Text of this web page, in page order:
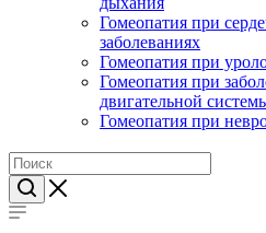
Гомеопатия при
заболеваниях
Гомеопатия при
Гомеопатия при
двигательной
Гомеопатия при